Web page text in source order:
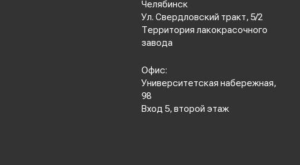
Челябинск
Ул. Свердловский тракт, 5/2
Территория лакокрасочного
завода
Офис:
Университетская набережная,
98
Вход 5, второй этаж